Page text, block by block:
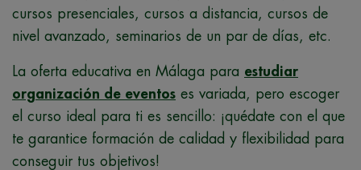
cursos presenciales, cursos a distancia, cursos de
nivel avanzado, seminarios de un par de días, etc.
La oferta educativa en Málaga para estudiar
organización de eventos es variada, pero escoger
el curso ideal para ti es sencillo: ¡quédate con el que
te garantice formación de calidad y flexibilidad para
conseguir tus objetivos!